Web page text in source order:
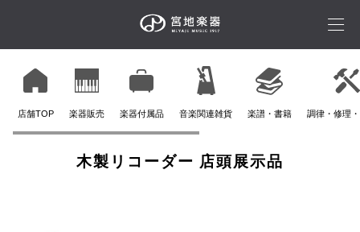
店舗TOP 楽器販売 楽器付属品 音楽関連雑貨 楽譜・書籍 調律・修理
木製リコーダー 店頭展示品